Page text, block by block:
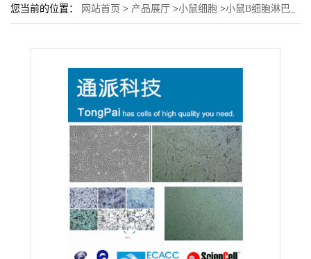
您当前的位置： 网站首页 > 产品展厅 >小鼠细胞 >小鼠B细胞淋巴_